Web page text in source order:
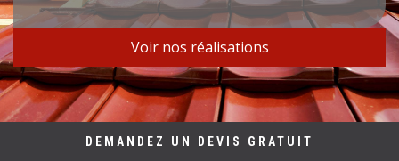
Voir nos réalisations
DEMANDEZ UN DEVIS GRATUIT